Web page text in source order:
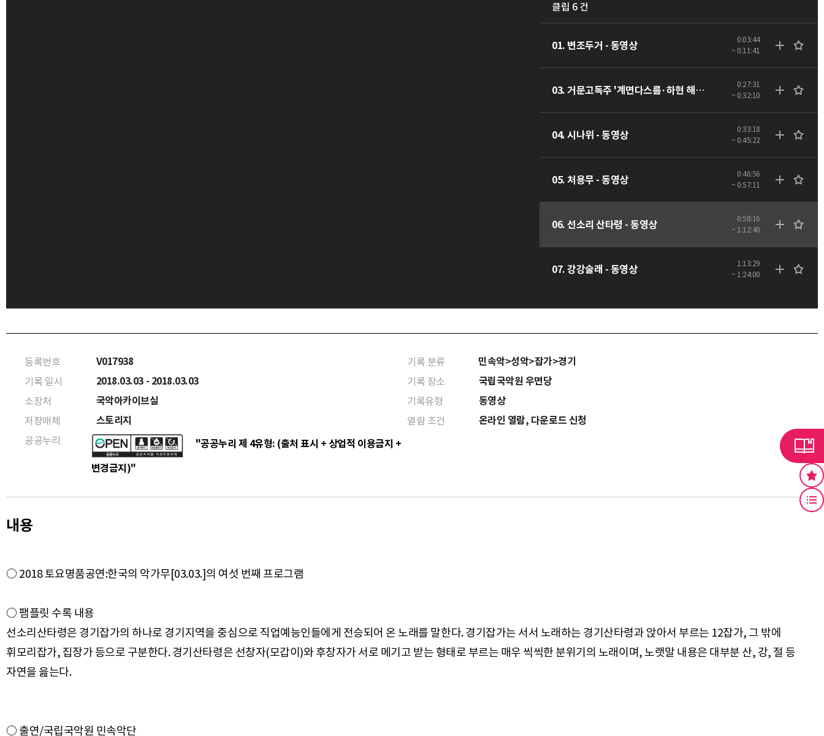
클립 6 건
01. 변조두거 - 동영상
0:03:44
~ 0:11:41
03. 거문고독주 '계면다스름·하현 해탄' - 동영상
0:27:31
~ 0:32:10
04. 시나위 - 동영상
0:33:18
~ 0:45:22
05. 처용무 - 동영상
0:46:56
~ 0:57:11
06. 선소리 산타령 - 동영상
0:58:16
~ 1:12:40
07. 강강술래 - 동영상
1:13:29
~ 1:24:00
등록번호 V017938 기록 분류 민속악>성악>잡가>경기
기록 일시 2018.03.03 - 2018.03.03 기록 장소 국립국악원 우면당
소장처 국악아카이브실 기록유형 동영상
저장매체 스토리지 열람 조건 온라인 열람, 다운로드 신청
공공누리
"공공누리 제 4유형: (출처 표시 + 상업적 이용금지 +
변경금지)"
내용
○ 2018 토요명품공연:한국의 악가무[03.03.]의 여섯 번째 프로그램
○ 팸플릿 수록 내용
선소리산타령은 경기잡가의 하나로 경기지역을 중심으로 직업예능인들에게 전승되어 온 노래를 말한다. 경기잡가는 서서 노래하는 경기산타령과 앉아서 부르는 12잡가, 그 밖에
휘모리잡가, 집장가 등으로 구분한다. 경기산타령은 선창자(모갑이)와 후창자가 서로 메기고 받는 형태로 부르는 매우 씩씩한 분위기의 노래이며, 노랫말 내용은 대부분 산, 강, 절 등
자연을 읊는다.
○ 출연/국립국악원 민속악단